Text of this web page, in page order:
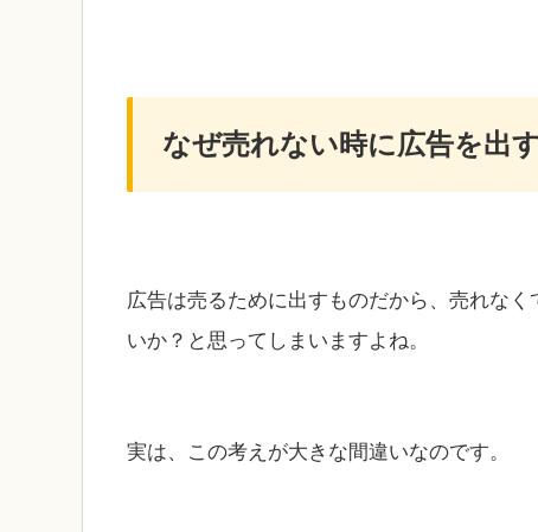
なぜ売れない時に広告を出
広告は売るために出すものだから、売れな
いか？と思ってしまいますよね。
実は、この考えが大きな間違いなのです。